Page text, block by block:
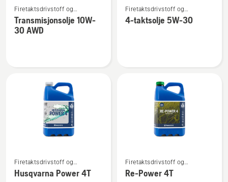
flere
detaljer
om
Firetaktsdrivstoff og
firetaktsolje
Transmisjonsolje 10W-
30 AWD
flere
detaljer
Firetaktsdrivstoff og
firetaktsolje
4-taktsolje 5W-30
flere
detaljer
Firetaktsdrivstoff og
firetaktsolje
Husqvarna Power 4T
flere
detaljer
Firetaktsdrivstoff og
firetaktsolje
Re-Power 4T